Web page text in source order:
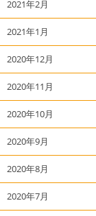
2021年2月
2021年1月
2020年12月
2020年11月
2020年10月
2020年9月
2020年8月
2020年7月